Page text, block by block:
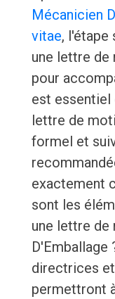
Mécanicien
vitae, l'étape
une lettre de
pour
est essentiel
lettre de
formel et
exactement
sont les
une lettre de
D'Emballage
directrices
permettront